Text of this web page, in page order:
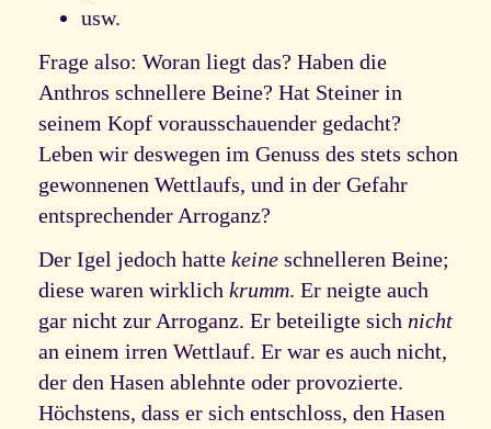
usw.
Frage also: Woran liegt das? Haben die
Anthros schnellere Beine? Hat Steiner in
seinem Kopf vorausschauender gedacht?
Leben wir deswegen im Genuss des stets schon
gewonnenen Wettlaufs, und in der Gefahr
entsprechender Arroganz?
Der Igel jedoch hatte keineschnelleren Beine;
diese waren wirklich krumm. Er neigte auch
gar nicht zur Arroganz. Er beteiligte sich nicht
an einem irren Wettlauf. Er war es auch nicht,
der den Hasen ablehnte oder provozierte.
Höchstens, dass er sich entschloss, den Hasen